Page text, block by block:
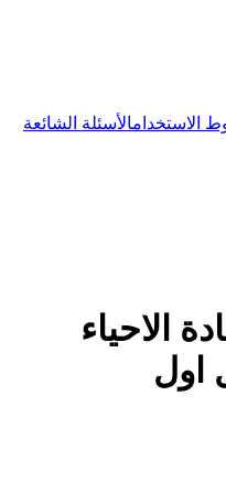
الاستخدامالأسئلة الشائعة
الاحياء
اول